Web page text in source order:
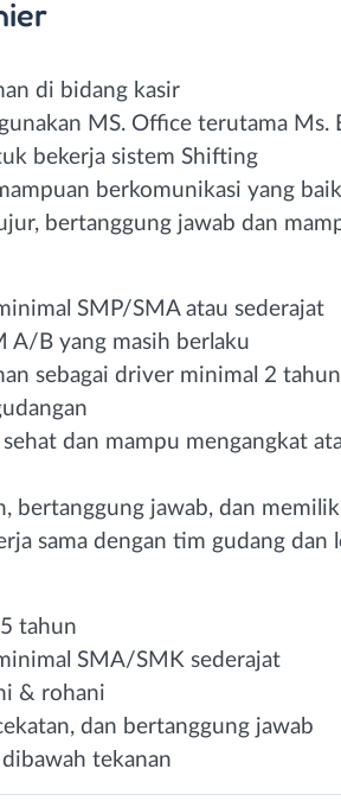
di bidang kasir
MS. Office terutama Ms.
bekerja sistem Shifting
berkomunikasi yang baik
bertanggung jawab dan
SMP/SMA atau sederajat
A/B yang masih berlaku
sebagai driver minimal 2
dan mampu mengangkat
bertanggung jawab, dan
sama dengan tim gudang dan
tahun
SMA/SMK sederajat
& rohani
dan bertanggung jawab
tekanan